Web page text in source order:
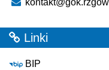
Linki
BIP